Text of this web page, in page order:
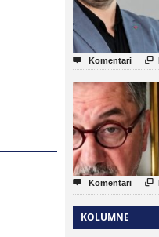
 Komentari 
 Komentari 
KOLUMNE